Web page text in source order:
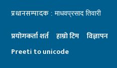
प्रधानसम्पादक : माधवप्रसाद तिवारी
प्रयाेगकर्ता शर्त हाम्राे टिम
विज्ञापन
Preeti to unicode